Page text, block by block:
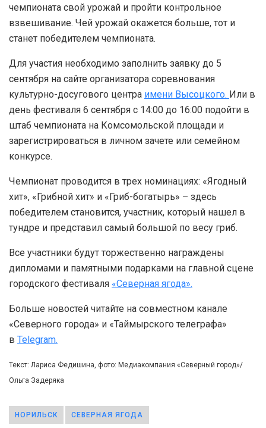
чемпионата свой урожай и пройти контрольное
взвешивание. Чей урожай окажется больше, тот и
станет победителем чемпионата.
Для участия необходимо заполнить заявку до 5
сентября на сайте организатора соревнования
культурно-досугового центра имени Высоцкого. Или в
день фестиваля 6 сентября с 14:00 до 16:00 подойти в
штаб чемпионата на Комсомольской площади и
зарегистрироваться в личном зачете или семейном
конкурсе.
Чемпионат проводится в трех номинациях: «Ягодный
хит», «Грибной хит» и «Гриб-богатырь» – здесь
победителем становится, участник, который нашел в
тундре и представил самый большой по весу гриб.
Все участники будут торжественно награждены
дипломами и памятными подарками на главной сцене
городского фестиваля «Северная ягода».
Больше новостей читайте на совместном канале
«Северного города» и «Таймырского телеграфа»
в Telegram.
Текст: Лариса Федишина, фото: Медиакомпания «Северный город»/
Ольга Задеряка
НОРИЛЬСК СЕВЕРНАЯ ЯГОДА